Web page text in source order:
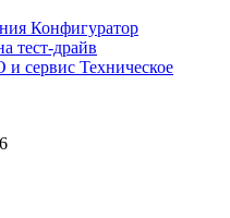
Конфигуратор
тест-драйв
и сервис Техническое